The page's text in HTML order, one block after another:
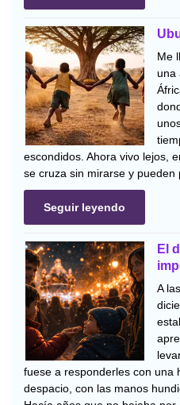
Me
una
escondidos. Ahora vivo lejos,
se cruza sin mirarse y
Seguir leyendo
El
A
fuese a responderles con una
despacio, con las manos